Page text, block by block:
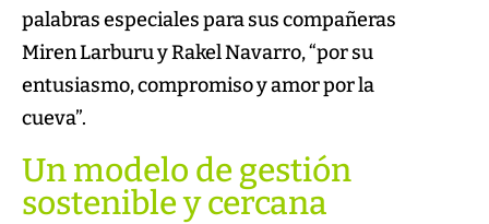
palabras especiales para sus compañeras
Miren Larburu y Rakel Navarro, “por su
entusiasmo, compromiso y amor por la
cueva”.
Un modelo de gestión
sostenible y cercana